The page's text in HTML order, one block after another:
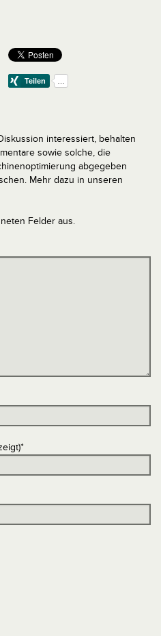
interessiert, behalten
sowie solche, die
abgegeben
Mehr dazu in unseren
Felder aus.
*